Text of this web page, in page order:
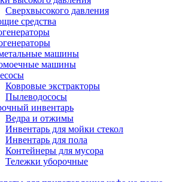
Сверхвысокого давления
средства
машины
машины
Ковровые экстракторы
Пылеводососы
инвентарь
Ведра и отжимы
Инвентарь для мойки стекол
Инвентарь для пола
Контейнеры для мусора
Тележки уборочные